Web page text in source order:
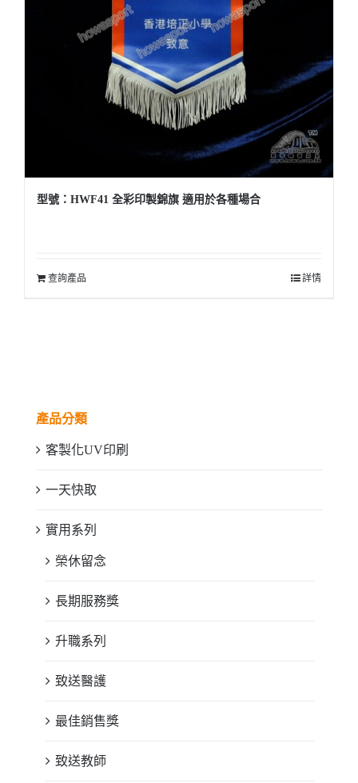
型號：HWF41 全彩印製錦旗 適用於各種場合
查詢產品 詳情
產品分類
客製化UV印刷
一天快取
實用系列
榮休留念
長期服務獎
升職系列
致送醫護
最佳銷售獎
致送教師